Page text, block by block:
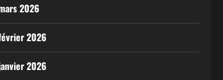
2026
2026
2026